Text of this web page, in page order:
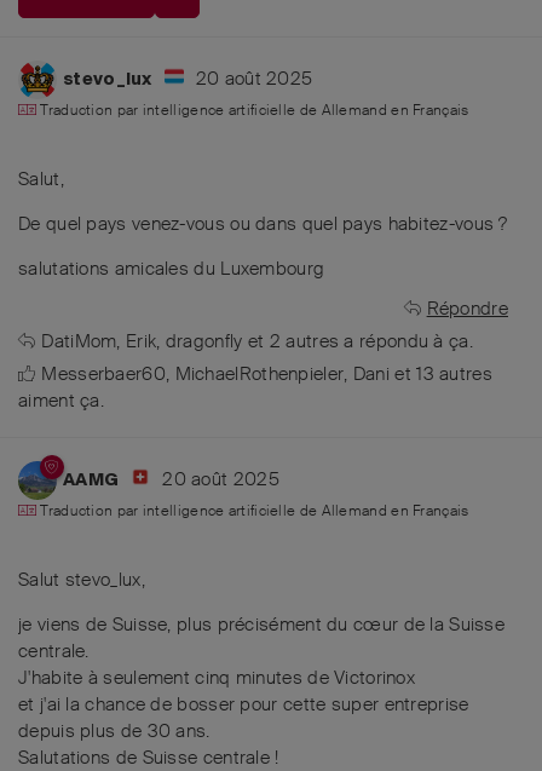
stevo_lux 20 août 2025
Traduction par intelligence artificielle de Allemand en Français
Salut,
De quel pays venez-vous ou dans quel pays habitez-vous ?
salutations amicales du Luxembourg
Répondre
DatiMom, Erik, dragonfly et 2 autres a répondu à ça.
Messerbaer60, MichaelRothenpieler, Dani et13 autres
aiment ça.
AAMG 20 août 2025
Traduction par intelligence artificielle de Allemand en Français
Salut stevo_lux,
je viens de Suisse, plus précisément du cœur de la Suisse
centrale.
J'habite à seulement cinq minutes de Victorinox
et j'ai la chance de bosser pour cette super entreprise
depuis plus de 30 ans.
Salutations de Suisse centrale !